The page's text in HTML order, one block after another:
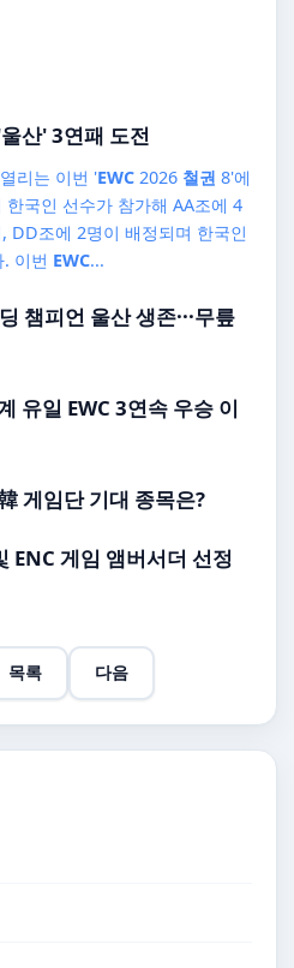
산' 3연패 도전
리는 이번 'EWC 2026 철권 8'에
국인 선수가 참가해 AA조에 4
DD조에 2명이 배정되며 한국인
이번 EWC...
챔피언 울산 생존···무릎
유일 EWC 3연속 우승 이
게임단 기대 종목은?
ENC 게임 앰버서더 선정
목록 다음